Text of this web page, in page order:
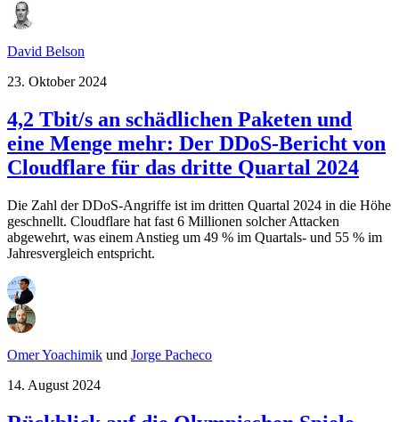
David Belson
23. Oktober 2024
4,2 Tbit/s an schädlichen Paketen und
eine Menge mehr: Der DDoS-Bericht von
Cloudflare für das dritte Quartal 2024
Die Zahl der DDoS-Angriffe ist im dritten Quartal 2024 in die Höhe
geschnellt. Cloudflare hat fast 6 Millionen solcher Attacken
abgewehrt, was einem Anstieg um 49 % im Quartals- und 55 % im
Jahresvergleich entspricht.
Omer Yoachimik und Jorge Pacheco
14. August 2024